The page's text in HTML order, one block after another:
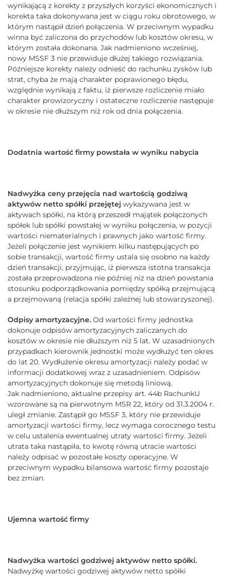
wynikającą z korekty z przyszłych korzyści ekonomicznych i
korekta taka dokonywana jest w ciągu roku obrotowego, w
którym nastąpił dzień połączenia. W przeciwnym wypadku
winna być zaliczona do przychodów lub kosztów okresu, w
którym została dokonana. Jak nadmieniono wcześniej,
nowy MSSF 3 nie przewiduje dłużej takiego rozwiązania.
Późniejsze korekty należy odnieść do rachunku zysków lub
strat, chyba że mają charakter poprawionego błędu,
względnie wynikają z faktu, iż pierwsze rozliczenie miało
charakter prowizoryczny i ostateczne rozliczenie następuje
w okresie nie dłuższym niż rok od dnia połączenia.
Dodatnia wartość firmy powstała w wyniku nabycia
Nadwyżka ceny przejęcia nad wartością godziwą
aktywów netto spółki przejętej wykazywana jest w
aktywach spółki, na którą przeszedł majątek połączonych
spółek lub spółki powstałej w wyniku połączenia, w pozycji
wartości niematerialnych i prawnych jako wartość firmy.
Jeżeli połączenie jest wynikiem kilku następujących po
sobie transakcji, wartość firmy ustala się osobno na każdy
dzień transakcji, przyjmując, iż pierwsza istotna transakcja
została przeprowadzona nie później niż na dzień powstania
stosunku podporządkowania pomiędzy spółką przejmującą
a przejmowaną (relacja spółki zależnej lub stowarzyszonej).
Odpisy amortyzacyjne. Od wartości firmy jednostka
dokonuje odpisów amortyzacyjnych zaliczanych do
kosztów w okresie nie dłuższym niż 5 lat. W uzasadnionych
przypadkach kierownik jednostki może wydłużyć ten okres
do lat 20. Wydłużenie okresu amortyzacji należy podać w
informacji dodatkowej wraz z uzasadnieniem. Odpisów
amortyzacyjnych dokonuje się metodą liniową.
Jak nadmieniono, aktualne przepisy art. 44b RachunkU
wzorowane są na pierwotnym MSR 22, który od 31.3.2004 r.
uległ zmianie. Zastąpił go MSSF 3, który nie przewiduje
amortyzacji wartości firmy, lecz wymaga corocznego testu
w celu ustalenia ewentualnej utraty wartości firmy. Jeżeli
utrata taka nastąpiła, to kwotę równą utracie wartości
należy odpisać w pozostałe koszty operacyjne. W
przeciwnym wypadku bilansowa wartość firmy pozostaje
bez zmian.
Ujemna wartość firmy
Nadwyżka wartości godziwej aktywów netto spółki.
Nadwyżkę wartości godziwej aktywów netto spółki